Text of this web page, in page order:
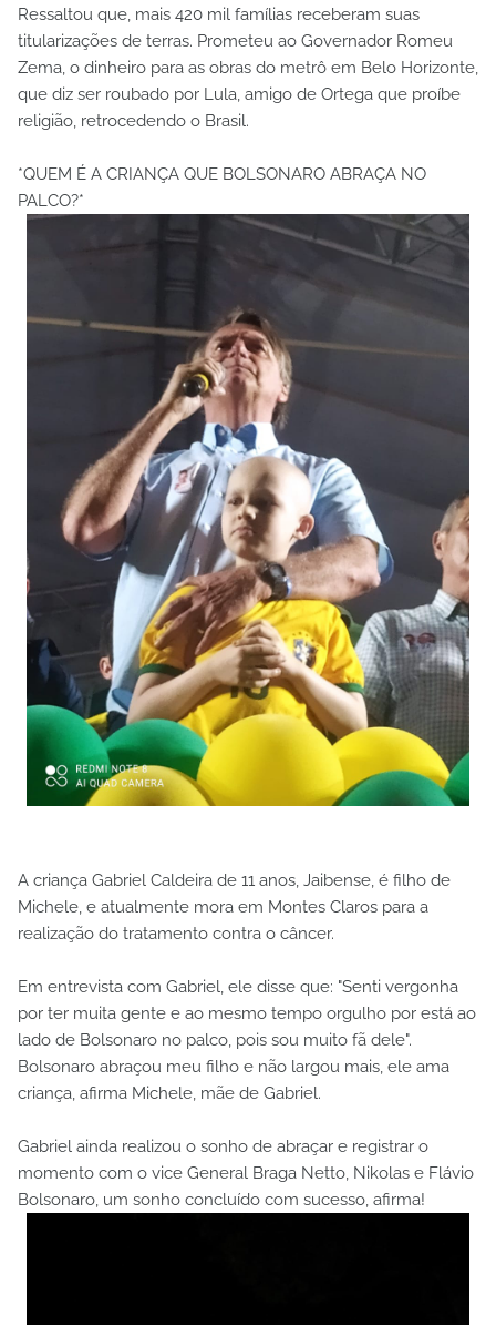
Ressaltou que, mais 420 mil famílias receberam suas
titularizações de terras. Prometeu ao Governador Romeu
Zema, o dinheiro para as obras do metrô em Belo Horizonte,
que diz ser roubado por Lula, amigo de Ortega que proíbe
religião, retrocedendo o Brasil.
*QUEM É A CRIANÇA QUE BOLSONARO ABRAÇA NO
PALCO?*
A criança Gabriel Caldeira de 11 anos, Jaibense, é filho de
Michele, e atualmente mora em Montes Claros para a
realização do tratamento contra o câncer.
Em entrevista com Gabriel, ele disse que: "Senti vergonha
por ter muita gente e ao mesmo tempo orgulho por está ao
lado de Bolsonaro no palco, pois sou muito fã dele".
Bolsonaro abraçou meu filho e não largou mais, ele ama
criança, afirma Michele, mãe de Gabriel.
Gabriel ainda realizou o sonho de abraçar e registrar o
momento com o vice General Braga Netto, Nikolas e Flávio
Bolsonaro, um sonho concluído com sucesso, afirma!